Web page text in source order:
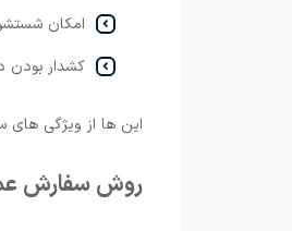
امکان
کشدار بودن
این ها از ویژگی های
روش سفارش